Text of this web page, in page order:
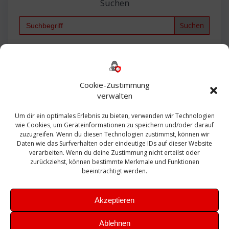
Cookie-Zustimmung
verwalten
Um dir ein optimales Erlebnis zu bieten, verwenden wir Technologien
wie Cookies, um Geräteinformationen zu speichern und/oder darauf
zuzugreifen. Wenn du diesen Technologien zustimmst, können wir
Daten wie das Surfverhalten oder eindeutige IDs auf dieser Website
verarbeiten. Wenn du deine Zustimmung nicht erteilst oder
zurückziehst, können bestimmte Merkmale und Funktionen
beeinträchtigt werden.
Akzeptieren
Ablehnen
Suchen
Search
Bautagebuch
Exchange firewall Fritzbox
Microsoft
Sanierung SBS Security Server Sicherheit
Sicherung SIEM Sophos SSL Ubuntu
Update Upgrade UTM VCenter VCSA Veeam
VMWare VPN WAZUH Windows
Zertifikat